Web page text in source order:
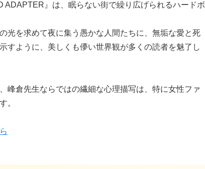
ADAPTER』は、眠らない街で繰り広げられるハードボ
光を求めて夜に集う愚かな人間たちに、無垢な愛と死
すように、美しくも儚い世界観が多くの読者を魅了し
峰倉先生ならではの繊細な心理描写は、特に女性ファ
。